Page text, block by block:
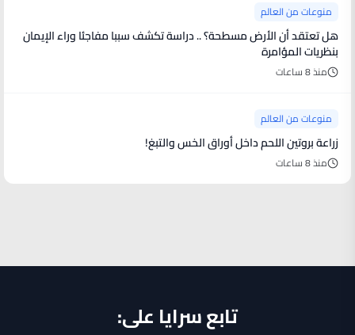
منوعات من العالم
هل تعتقد أن الأرض مسطحة؟ .. دراسة تكشف سببا مفاجئا وراء الإيمان
بنظريات المؤامرة
منذ 8 ساعات
منوعات من العالم
زراعة بروتين اللحم داخل أوراق الخس والتبغ!
منذ 8 ساعات
تابع سرايا على: